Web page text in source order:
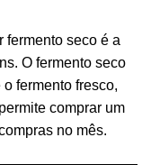
fermento seco é a
O fermento seco
fermento fresco,
comprar um
no mês.